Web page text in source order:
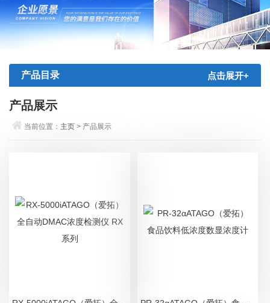
产品目录 点击展开+
产品展示
当前位置： 主页 > 产品展示